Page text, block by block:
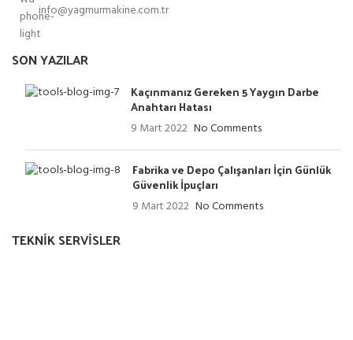
info@yagmurmakine.com.tr
SON YAZILAR
Kaçınmanız Gereken 5 Yaygın Darbe
Anahtarı Hatası
9 Mart 2022 No Comments
Fabrika ve Depo Çalışanları İçin Günlük
Güvenlik İpuçları
9 Mart 2022 No Comments
TEKNIK SERVISLER